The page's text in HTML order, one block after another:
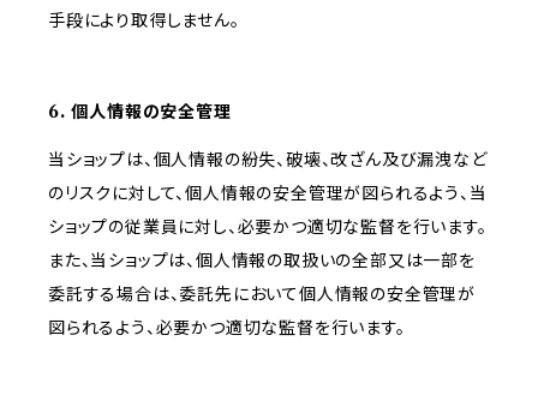
手段により取得しません。
6. 個人情報の安全管理
当ショップは、個人情報の紛失、破壊、改ざん及び漏洩など
のリスクに対して、個人情報の安全管理が図られるよう、当
ショップの従業員に対し、必要かつ適切な監督を行います。
また、当ショップは、個人情報の取扱いの全部又は一部を
委託する場合は、委託先において個人情報の安全管理が
図られるよう、必要かつ適切な監督を行います。